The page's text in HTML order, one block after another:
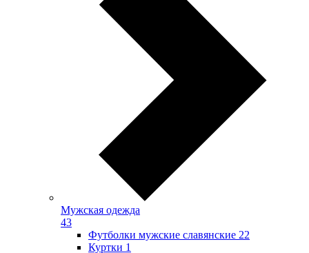
Мужская одежда
43
Футболки мужские славянские 22
Куртки 1